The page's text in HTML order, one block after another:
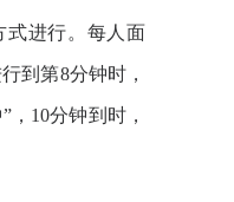
式进行。每人面
到第8分钟时，
， 10分钟到时，